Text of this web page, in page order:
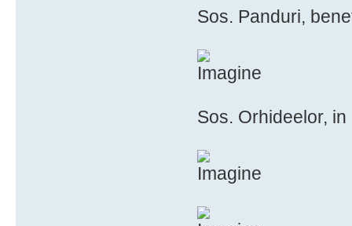
Sos. Panduri,
Sos. Orhideelor,